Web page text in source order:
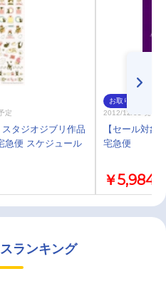
定
スタジオジブリ作品
急便 スケジュール
お取り寄せ
2012/12/05 発売
【セール対象
宅急便
￥5,984
ランキング